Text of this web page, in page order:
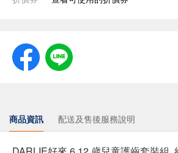
商品資訊 配送及售後服務說明